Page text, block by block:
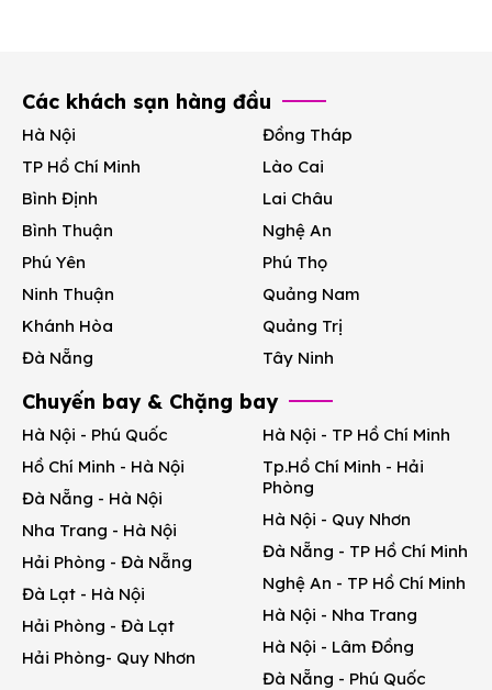
Các khách sạn hàng đầu
Hà Nội
TP Hồ Chí Minh
Bình Định
Bình Thuận
Phú Yên
Ninh Thuận
Khánh Hòa
Đà Nẵng
Đồng Tháp
Lào Cai
Lai Châu
Nghệ An
Phú Thọ
Quảng Nam
Quảng Trị
Tây Ninh
Chuyến bay & Chặng bay
Hà Nội - Phú Quốc
Hồ Chí Minh - Hà Nội
Đà Nẵng - Hà Nội
Nha Trang - Hà Nội
Hải Phòng - Đà Nẵng
Đà Lạt - Hà Nội
Hải Phòng - Đà Lạt
Hải Phòng- Quy Nhơn
Hà Nội - TP Hồ Chí Minh
Tp.Hồ Chí Minh - Hải
Phòng
Hà Nội - Quy Nhơn
Đà Nẵng - TP Hồ Chí Minh
Nghệ An - TP Hồ Chí Minh
Hà Nội - Nha Trang
Hà Nội - Lâm Đồng
Đà Nẵng - Phú Quốc